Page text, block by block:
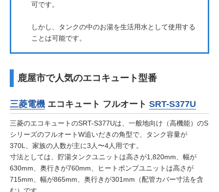
可です。
しかし、タンクの中のお湯を生活用水として使用する
ことは可能です。
鹿屋市で人気のエコキュート型番
三菱電機 エコキュート フルオート SRT-S377U
三菱のエコキュートのSRT-S377Uは、一般地向け（高機能）のS
シリーズのフルオートW追いだきの角型で、タンク容量が
370L、家族の人数が主に3人〜4人用です。
寸法としては、貯湯タンクユニットは高さが1,820mm、幅が
630mm、奥行きが760mm、ヒートポンプユニットは高さが
715mm、幅が865mm、奥行きが301mm（配管カバー寸法を含